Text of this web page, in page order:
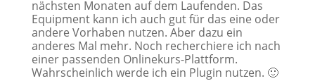
nächsten Monaten auf dem Laufenden. Das
Equipment kann ich auch gut für das eine oder
andere Vorhaben nutzen. Aber dazu ein
anderes Mal mehr. Noch recherchiere ich nach
einer passenden Onlinekurs-Plattform.
Wahrscheinlich werde ich ein Plugin nutzen. 🙂